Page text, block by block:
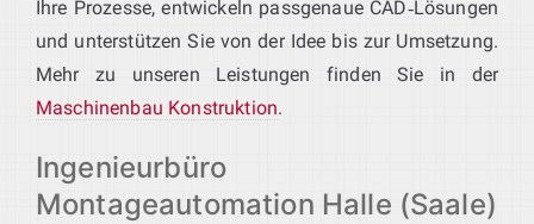
Ihre Prozesse, entwickeln passgenaue CAD‑Lösungen
und unterstützen Sie von der Idee bis zur Umsetzung.
Mehr zu unseren Leistungen finden Sie in der
Maschinenbau Konstruktion.
Ingenieurbüro
Montageautomation Halle (Saale)